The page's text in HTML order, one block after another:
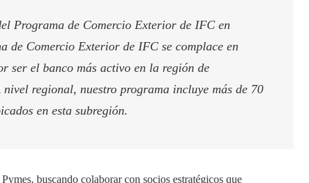
Programa de Comercio Exterior de IFC en
de Comercio Exterior de IFC se complace en
ser el banco más activo en la región de
regional, nuestro programa incluye más de 70
en esta subregión.
buscando colaborar con socios estratégicos que